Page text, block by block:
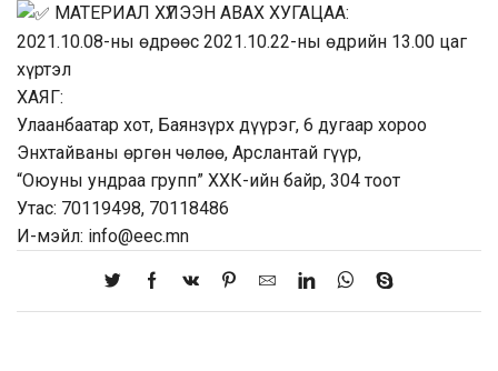
МАТЕРИАЛ ХҮЛЭЭН АВАХ ХУГАЦАА:
2021.10.08-ны өдрөөс 2021.10.22-ны өдрийн 13.00 цаг
хүртэл
ХАЯГ:
Улаанбаатар хот, Баянзүрх дүүрэг, 6 дугаар хороо
Энхтайваны өргөн чөлөө, Арслантай гүүр,
“Оюуны ундраа групп” ХХК-ийн байр, 304 тоот
Утас: 70119498, 70118486
И-мэйл: info@eec.mn